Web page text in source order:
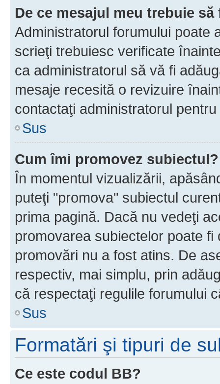
De ce mesajul meu trebuie
Administratorul forumului poate
scrieţi trebuiesc verificate
ca administratorul să vă fi
mesaje recesită o revizuire
contactaţi administratorul
Sus
Cum îmi promovez subiectul?
În momentul vizualizării,
puteţi "promova" subiectul
prima pagină. Dacă nu vedeţi
promovarea subiectelor poate
promovări nu a fost atins. De
respectiv, mai simplu, prin
că respectaţi regulile forumului
Sus
Formatări şi tipuri de
Ce este codul BB?